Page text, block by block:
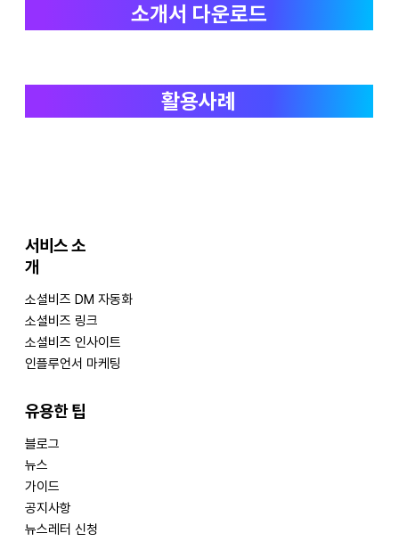
소개서 다운로드
활용사례
서비스 소
개
​소셜비즈 DM 자동화
소셜비즈 링크
​소셜비즈 인사이트
인플루언서 마케팅
​유용한 팁
블로그
뉴스
가이드
공지사항
뉴스레터 신청